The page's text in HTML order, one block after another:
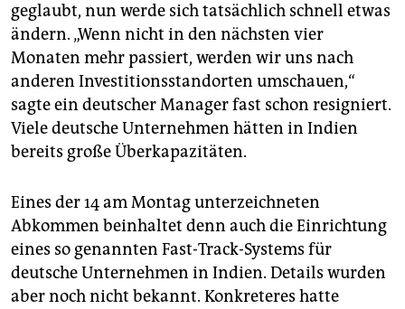
geglaubt, nun werde sich tatsächlich schnell etwas
ändern. „Wenn nicht in den nächsten vier
Monaten mehr passiert, werden wir uns nach
anderen Investitionsstandorten umschauen,“
sagte ein deutscher Manager fast schon resigniert.
Viele deutsche Unternehmen hätten in Indien
bereits große Überkapazitäten.
Eines der 14 am Montag unterzeichneten
Abkommen beinhaltet denn auch die Einrichtung
eines so genannten Fast-Track-Systems für
deutsche Unternehmen in Indien. Details wurden
aber noch nicht bekannt. Konkreteres hatte